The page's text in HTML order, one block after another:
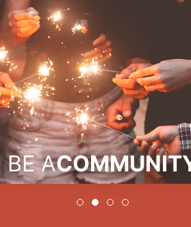
BEYA
NEIGHBOR
BE A DREAMER
BEYA
NEIGHBOR